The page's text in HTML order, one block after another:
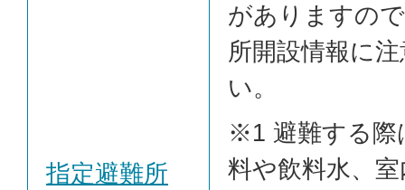
指定避難所
がありますの
所開設情報に
い。
※1 避難する際
料や飲料水、